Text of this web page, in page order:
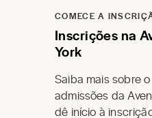
COMECE A
Inscrições na
York
Saiba mais sobre
admissões da
dê início à